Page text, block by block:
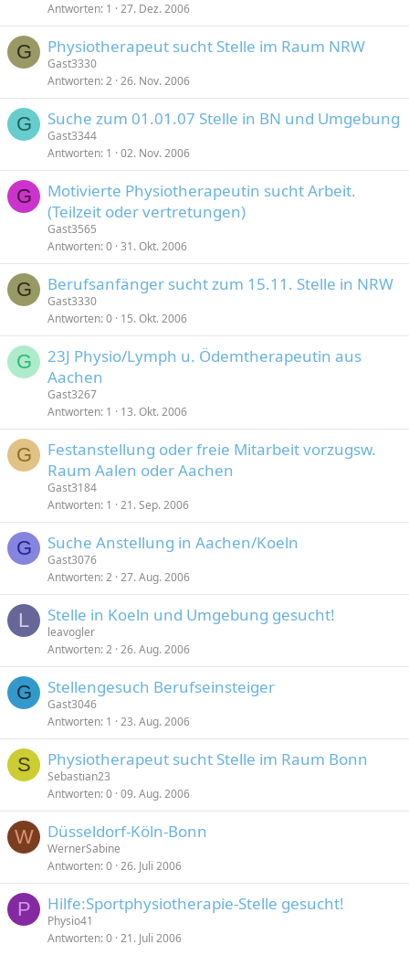
Antworten 1 27. Dez. 2006
G Physiotherapeut sucht Stelle im Raum NRW
Gast3330
Antworten 2 26. Nov. 2006
G Suche zum 01.01.07 Stelle in BN und Umgebung
Gast3344
Antworten 1 02. Nov. 2006
G
Motivierte Physiotherapeutin sucht Arbeit.
(Teilzeit oder vertretungen)
Gast3565
Antworten 0 31. Okt. 2006
G Berufsanfänger sucht zum 15.11. Stelle in NRW
Gast3330
Antworten 0 15. Okt. 2006
G
23J Physio/Lymph u. Ödemtherapeutin aus
Aachen
Gast3267
Antworten 1 13. Okt. 2006
G
Festanstellung oder freie Mitarbeit vorzugsw.
Raum Aalen oder Aachen
Gast3184
Antworten 1 21. Sep. 2006
G Suche Anstellung in Aachen/Koeln
Gast3076
Antworten 2 27. Aug. 2006
L Stelle in Koeln und Umgebung gesucht!
leavogler
Antworten 2 26. Aug. 2006
G Stellengesuch Berufseinsteiger
Gast3046
Antworten 1 23. Aug. 2006
S Physiotherapeut sucht Stelle im Raum Bonn
Sebastian23
Antworten 0 09. Aug. 2006
W Düsseldorf-Köln-Bonn
WernerSabine
Antworten 0 26. Juli 2006
P Hilfe:Sportphysiotherapie-Stelle gesucht!
Physio41
Antworten 0 21. Juli 2006